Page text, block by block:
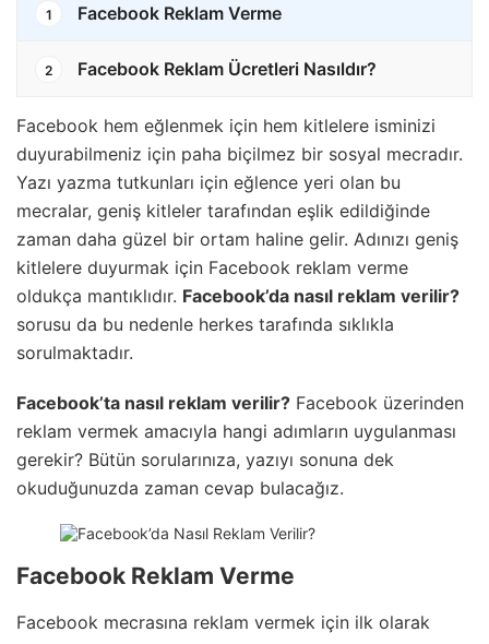
1 Facebook Reklam Verme
2 Facebook Reklam Ücretleri Nasıldır?
Facebook hem eğlenmek için hem kitlelere isminizi
duyurabilmeniz için paha biçilmez bir sosyal mecradır.
Yazı yazma tutkunları için eğlence yeri olan bu
mecralar, geniş kitleler tarafından eşlik edildiğinde
zaman daha güzel bir ortam haline gelir. Adınızı geniş
kitlelere duyurmak için Facebook reklam verme
oldukça mantıklıdır. Facebook’da nasıl reklam verilir?
sorusu da bu nedenle herkes tarafında sıklıkla
sorulmaktadır.
Facebook’ta nasıl reklam verilir? Facebook üzerinden
reklam vermek amacıyla hangi adımların uygulanması
gerekir? Bütün sorularınıza, yazıyı sonuna dek
okuduğunuzda zaman cevap bulacağız.
Facebook Reklam Verme
Facebook mecrasına reklam vermek için ilk olarak